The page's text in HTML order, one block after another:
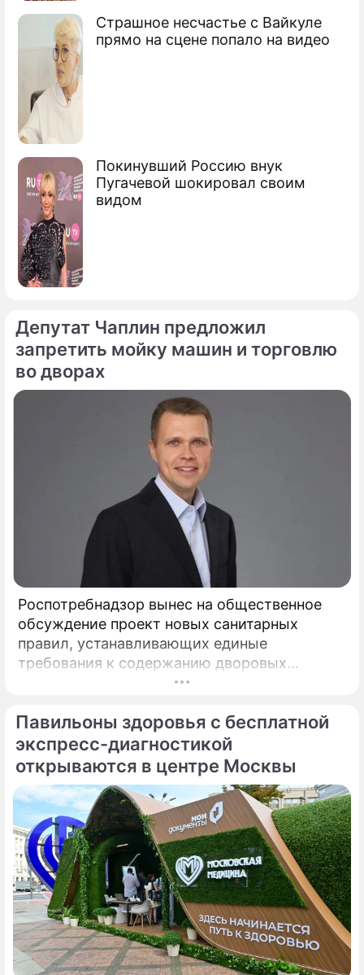
Страшное несчастье с Вайкуле
прямо на сцене попало на видео
Покинувший Россию внук
Пугачевой шокировал своим
видом
Депутат Чаплин предложил
запретить мойку машин и торговлю
во дворах
Роспотребнадзор вынес на общественное
обсуждение проект новых санитарных
правил, устанавливающих единые
требования к содержанию дворовых
либо отсутствовали, либо трактовались по-
разному, пояснил депутат Госдумы,
председатель Союза дачников
Подмосковья» Никита Чаплин.
Павильоны здоровья с бесплатной
экспресс-диагностикой
открываются в центре Москвы